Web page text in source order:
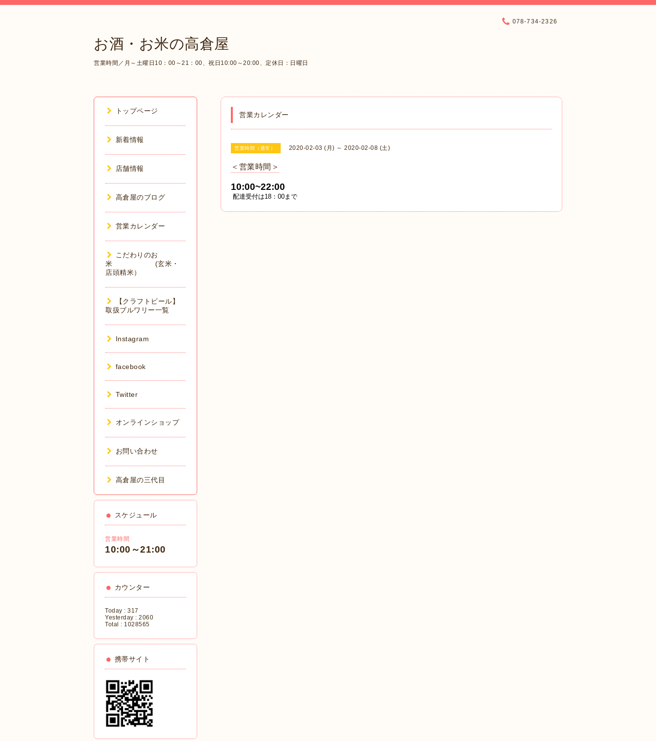
お酒・お米の高倉屋
営業時間／月～土曜日10：00～21：00、祝日10:00～20:00、定休日：日曜日
078-734-2326
営業カレンダー
営業時間（通常） 2020-02-03 (月) ～ 2020-02-08 (土)
＜営業時間＞
10:00~22:00
配達受付は18：00まで
トップページ
新着情報
店舗情報
高倉屋のブログ
営業カレンダー
こだわりのお
米 (玄米・
店頭精米）
【クラフトビール】
取扱ブルワリー一覧
Instagram
facebook
Twitter
オンラインショップ
お問い合わせ
高倉屋の三代目
スケジュール
営業時間
10:00～21:00
カウンター
Today : 317
Yesterday : 2060
Total : 1028565
携帯サイト